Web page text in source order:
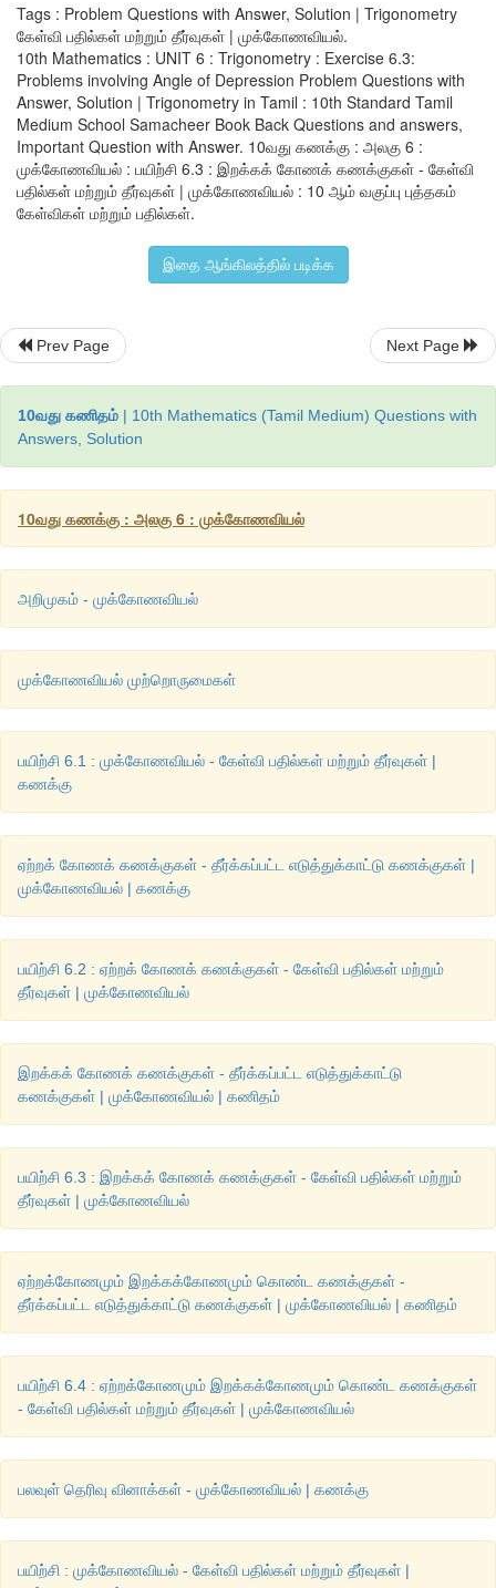
எனில் மின்தூக்கி கீழே வரும் வேகத்தைக் காண்க.
விடைகள்:
1. 150 மீ
2. 50 மீ
3. 32.93மீ
4. 2078.4
6. 0.5 மீ/நொடி
Tags : Problem Questions with Answer, Solution | Trigonometry
கேள்வி பதில்கள் மற்றும் தீர்வுகள் | முக்கோணவியல்.
10th Mathematics : UNIT 6 : Trigonometry : Exercise 6.3:
Problems involving Angle of Depression Problem Questions with
Answer, Solution | Trigonometry in Tamil : 10th Standard Tamil
Medium School Samacheer Book Back Questions and answers,
Important Question with Answer. 10வது கணக்கு : அலகு 6 :
முக்கோணவியல் : பயிற்சி 6.3 : இறக்கக் கோணக் கணக்குகள் - கேள்வி
பதில்கள் மற்றும் தீர்வுகள் | முக்கோணவியல் : 10 ஆம் வகுப்பு புத்தகம்
கேள்விகள் மற்றும் பதில்கள்.
இதை ஆங்கிலத்தில் படிக்க
Prev Page Next Page
10வது கணிதம் | 10th Mathematics (Tamil Medium) Questions with
Answers, Solution
10வது கணக்கு : அலகு 6 : முக்கோணவியல்
அறிமுகம் - முக்கோணவியல்
முக்கோணவியல் முற்றொருமைகள்
பயிற்சி 6.1 : முக்கோணவியல் - கேள்வி பதில்கள் மற்றும் தீர்வுகள் |
கணக்கு
ஏற்றக் கோணக் கணக்குகள் - தீர்க்கப்பட்ட எடுத்துக்காட்டு கணக்குகள் |
முக்கோணவியல் | கணக்கு
பயிற்சி 6.2 : ஏற்றக் கோணக் கணக்குகள் - கேள்வி பதில்கள் மற்றும்
தீர்வுகள் | முக்கோணவியல்
இறக்கக் கோணக் கணக்குகள் - தீர்க்கப்பட்ட எடுத்துக்காட்டு
கணக்குகள் | முக்கோணவியல் | கணிதம்
பயிற்சி 6.3 : இறக்கக் கோணக் கணக்குகள் - கேள்வி பதில்கள் மற்றும்
தீர்வுகள் | முக்கோணவியல்
ஏற்றக்கோணமும் இறக்கக்கோணமும் கொண்ட கணக்குகள் -
தீர்க்கப்பட்ட எடுத்துக்காட்டு கணக்குகள் | முக்கோணவியல் | கணிதம்
பயிற்சி 6.4 : ஏற்றக்கோணமும் இறக்கக்கோணமும் கொண்ட கணக்குகள்
- கேள்வி பதில்கள் மற்றும் தீர்வுகள் | முக்கோணவியல்
பலவுள் தெரிவு வினாக்கள் - முக்கோணவியல் | கணக்கு
பயிற்சி : முக்கோணவியல் - கேள்வி பதில்கள் மற்றும் தீர்வுகள் |